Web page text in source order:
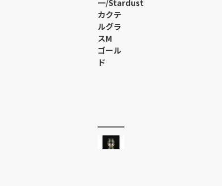
一/Stardust
カクテ
ルグラ
スM
ゴール
ド